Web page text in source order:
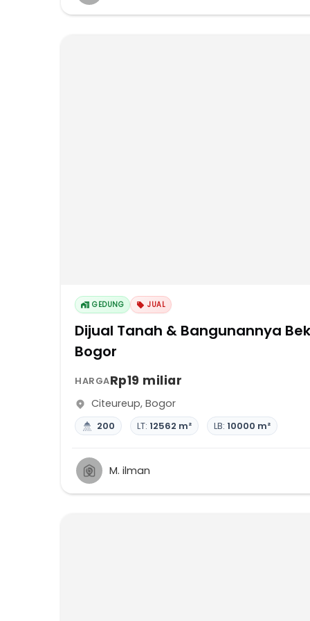
GEDUNG JUAL
Dijual Tanah & Bangunannya
Bogor
HARGARp19 miliar
Citeureup, Bogor
200 LT: 12562 m² LB: 10000 m²
M. ilman